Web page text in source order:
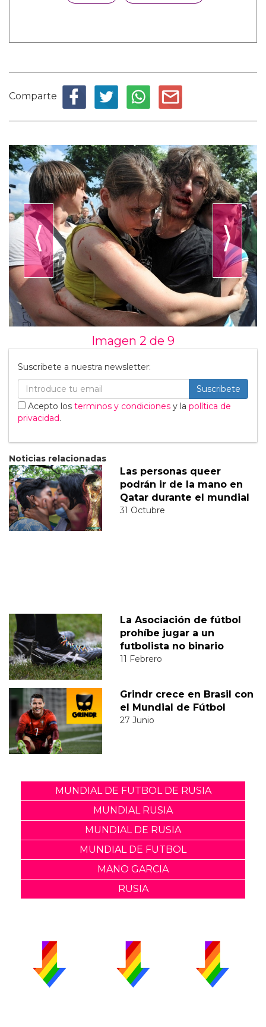
Comparte
⟨ ⟩
Imagen 2 de 9
Suscribete a nuestra newsletter:
Suscribete
Acepto los terminos y condiciones y la política de
privacidad.
Noticias relacionadas
Las personas queer
podrán ir de la mano en
Qatar durante el mundial
31 Octubre
La Asociación de fútbol
prohíbe jugar a un
futbolista no binario
11 Febrero
Grindr crece en Brasil con
el Mundial de Fútbol
27 Junio
MUNDIAL DE FUTBOL DE RUSIA
MUNDIAL RUSIA
MUNDIAL DE RUSIA
MUNDIAL DE FUTBOL
MANO GARCIA
RUSIA